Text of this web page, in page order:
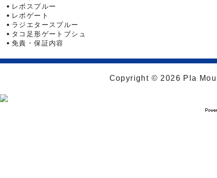
レボスプルー
レボゲート
ラジエタースプルー
タコ足形ゲートブシュ
免責・保証内容
Copyright © 2026 Pla